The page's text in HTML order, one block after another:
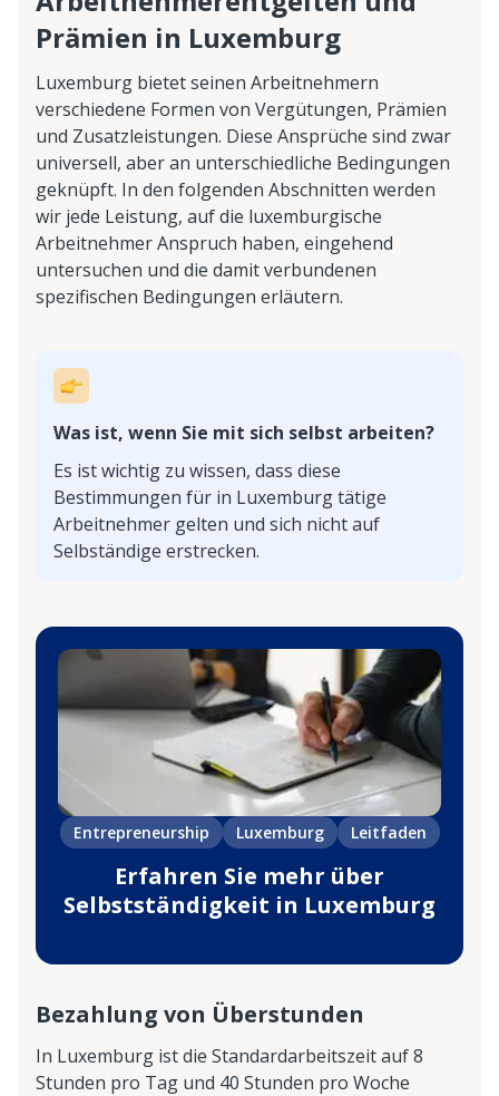
Prämien in Luxemburg
Luxemburg bietet seinen Arbeitnehmern
verschiedene Formen von Vergütungen, Prämien
und Zusatzleistungen. Diese Ansprüche sind zwar
universell, aber an unterschiedliche Bedingungen
geknüpft. In den folgenden Abschnitten werden
wir jede Leistung, auf die luxemburgische
Arbeitnehmer Anspruch haben, eingehend
untersuchen und die damit verbundenen
spezifischen Bedingungen erläutern.
Was ist, wenn Sie mit sich selbst arbeiten?
Es ist wichtig zu wissen, dass diese
Bestimmungen für in Luxemburg tätige
Arbeitnehmer gelten und sich nicht auf
Selbständige erstrecken.
Entrepreneurship Luxemburg Leitfaden
Erfahren Sie mehr über
Selbstständigkeit in Luxemburg
Bezahlung von Überstunden
In Luxemburg ist die Standardarbeitszeit auf 8
Stunden pro Tag und 40 Stunden pro Woche